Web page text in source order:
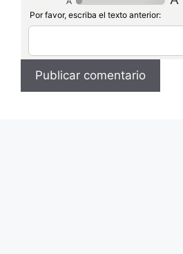
Por favor, escriba el texto anterior: